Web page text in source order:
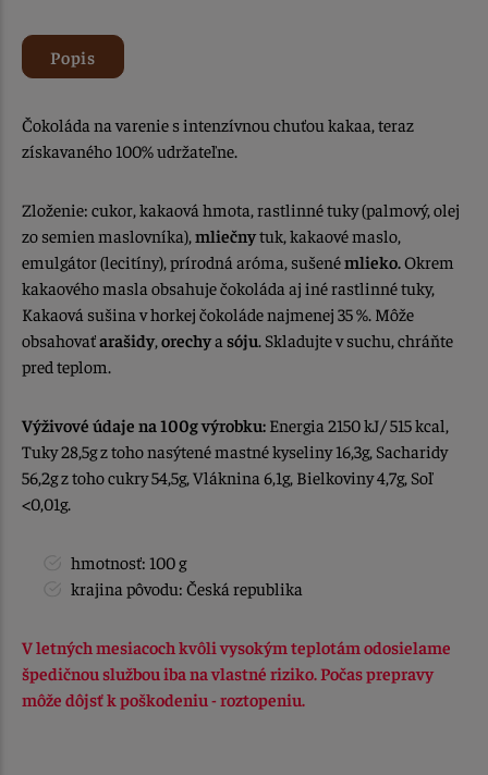
Popis
Čokoláda na varenie s intenzívnou chuťou kakaa, teraz
získavaného 100% udržateľne.
Zloženie: cukor, kakaová hmota, rastlinné tuky (palmový, olej
zo semien maslovníka), mliečnytuk, kakaové maslo,
emulgátor (lecitíny), prírodná aróma, sušenémlieko.Okrem
kakaového masla obsahuje čokoláda aj iné rastlinné tuky,
Kakaová sušina v horkej čokoláde najmenej 35 %. Môže
obsahovaťarašidy, orechya sóju. Skladujte v suchu, chráňte
pred teplom.
Výživové údaje na 100g výrobku: Energia 2150 kJ/ 515 kcal,
Tuky 28,5g z toho nasýtené mastné kyseliny 16,3g, Sacharidy
56,2g z toho cukry 54,5g, Vláknina 6,1g, Bielkoviny 4,7g, Soľ
<0,01g.
hmotnosť: 100 g
krajina pôvodu: Česká republika
V letných mesiacoch kvôli vysokým teplotám odosielame
špedičnou službou iba na vlastné riziko. Počas prepravy
môže dôjsť k poškodeniu - roztopeniu.